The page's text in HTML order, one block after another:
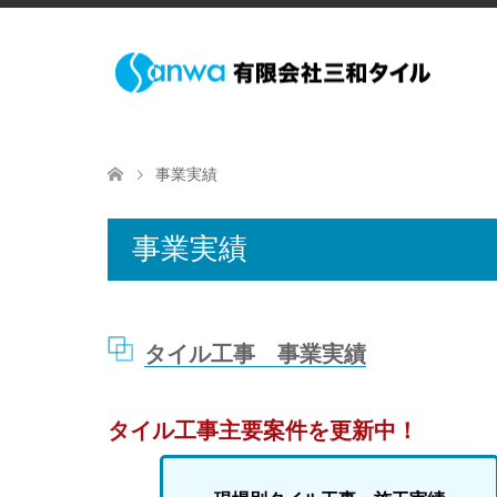
事業実績
事業実績
タイル工事 事業実績
タイル工事主要案件を更新中！